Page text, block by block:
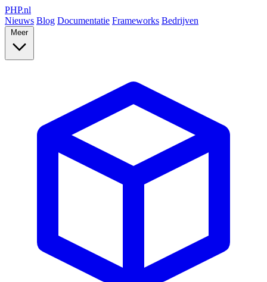
PHP.nl
Nieuws Blog Documentatie Frameworks Bedrijven
Meer